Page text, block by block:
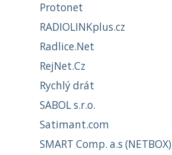
Protonet
RADIOLINKplus.cz
Radlice.Net
RejNet.Cz
Rychlý drát
SABOL s.r.o.
Satimant.com
SMART Comp. a.s (NETBOX)